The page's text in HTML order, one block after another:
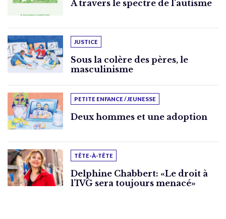
À travers le spectre de l’autisme
JUSTICE
Sous la colère des pères, le
masculinisme
PETITE ENFANCE / JEUNESSE
Deux hommes et une adoption
TÊTE-À-TÊTE
Delphine Chabbert: «Le droit à
l’IVG sera toujours menacé»